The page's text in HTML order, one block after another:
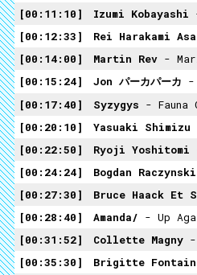
00:11:10
Izumi Kobayashi
00:12:33
Rei Harakami Asa
00:14:00
Martin Rev -
00:15:24
Jon パーカパーカ -
00:17:40
Syzygys - Fauna
00:20:10
Yasuaki Shimizu
00:22:50
Ryoji Yoshitomi
00:24:24
Bogdan Raczynski
00:27:30
Bruce Haack Et
00:28:40
Amanda/ - Up
00:31:52
Collette Magny -
00:35:30
Brigitte